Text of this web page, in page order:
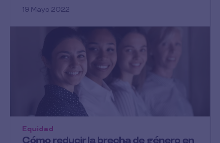
19 Mayo 2022
Cómo reducir la brecha de género en
Equidad